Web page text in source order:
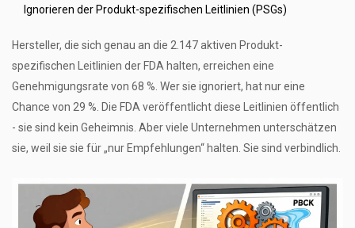
Ignorieren der Produkt-spezifischen Leitlinien (PSGs)
Hersteller, die sich genau an die 2.147 aktiven Produkt-
spezifischen Leitlinien der FDA halten, erreichen eine
Genehmigungsrate von 68 %. Wer sie ignoriert, hat nur eine
Chance von 29 %. Die FDA veröffentlicht diese Leitlinien öffentlich
- sie sind kein Geheimnis. Aber viele Unternehmen unterschätzen
sie, weil sie sie für „nur Empfehlungen“ halten. Sie sind verbindlich.